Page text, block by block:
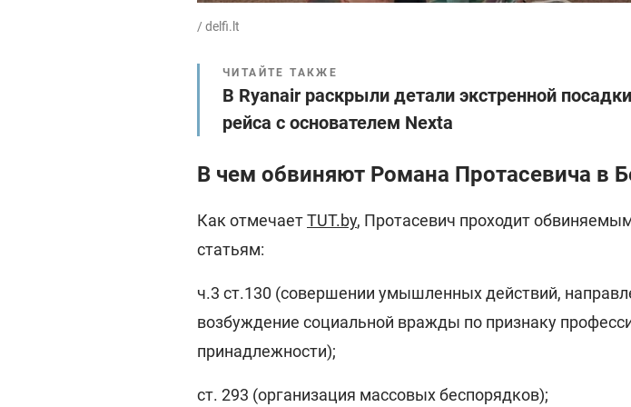
/ delfi.lt
ЧИТАЙТЕ ТАКЖЕ
В Ryanair раскрыли детали экстренной
рейса с основателем Nexta
В чем обвиняют Романа Протасевича в
Как отмечаетTUT.by, Протасевич проходит
статьям:
ч.3 ст.130 (совершении умышленных действий,
возбуждение социальной вражды по признаку
принадлежности);
ст. 293 (организация массовых беспорядков);